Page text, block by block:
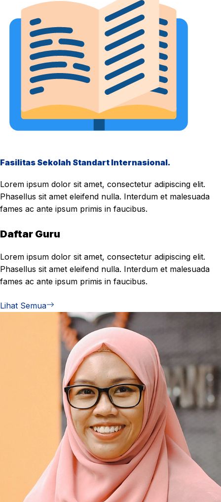
Fasilitas Sekolah Standart Internasional.
Lorem ipsum dolor sit amet, consectetur adipiscing elit.
Phasellus sit amet eleifend nulla. Interdum et malesuada
fames ac ante ipsum primis in faucibus.
Daftar Guru
Lorem ipsum dolor sit amet, consectetur adipiscing elit.
Phasellus sit amet eleifend nulla. Interdum et malesuada
fames ac ante ipsum primis in faucibus.
Lihat Semua